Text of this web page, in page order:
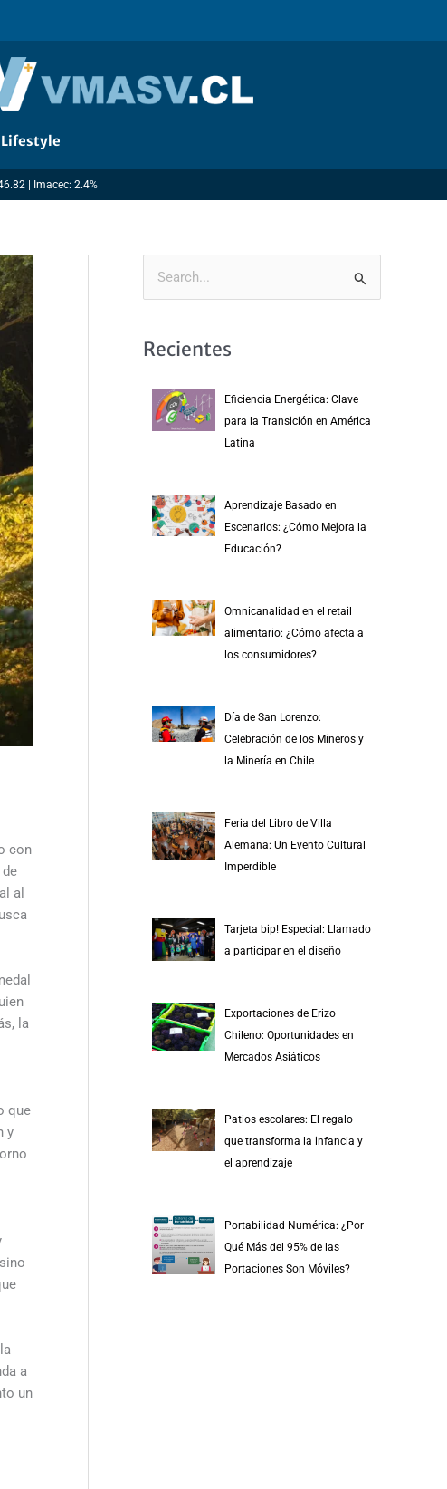
Lifestyle
| Imacec: 2.4%
con
al
la
que
y
a
un
Recientes
Eficiencia Energética: Clave
para la Transición en América
Latina
Aprendizaje Basado en
Escenarios: ¿Cómo Mejora la
Educación?
Omnicanalidad en el retail
alimentario: ¿Cómo afecta a
los consumidores?
Día de San Lorenzo:
Celebración de los Mineros y
la Minería en Chile
Feria del Libro de Villa
Alemana: Un Evento Cultural
Imperdible
Tarjeta bip! Especial: Llamado
a participar en el diseño
Exportaciones de Erizo
Chileno: Oportunidades en
Mercados Asiáticos
Patios escolares: El regalo
que transforma la infancia y
el aprendizaje
Portabilidad Numérica: ¿Por
Qué Más del 95% de las
Portaciones Son Móviles?